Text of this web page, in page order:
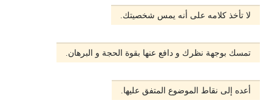
لا تأخذ كلامه على أنه يمس شخصيتك.
تمسك بوجهة نظرك و دافع عنها بقوة الحجة و البرهان.
أعده إلى نقاط الموضوع المتفق عليها.